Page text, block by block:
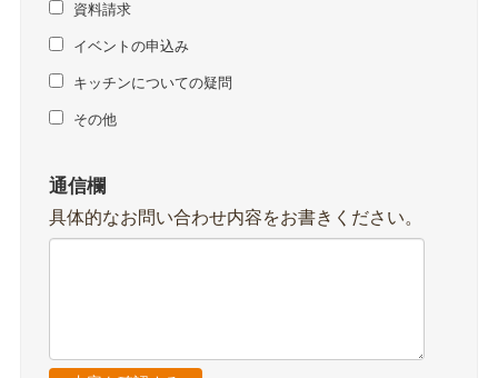
資料請求
イベントの申込み
キッチンについての疑問
その他
通信欄
具体的なお問い合わせ内容をお書きください。